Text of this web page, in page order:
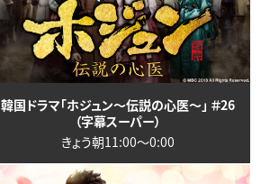
韓国ドラマ「ホジュン～伝説の心医～」 ＃26
（字幕スーパー）
きょう朝11:00〜0:00